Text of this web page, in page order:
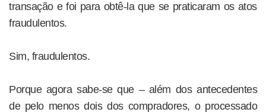
transação e foi para obtê-la que se praticaram os atos
fraudulentos.
Sim, fraudulentos.
Porque agora sabe-se que – além dos antecedentes
de pelo menos dois dos compradores, o processado